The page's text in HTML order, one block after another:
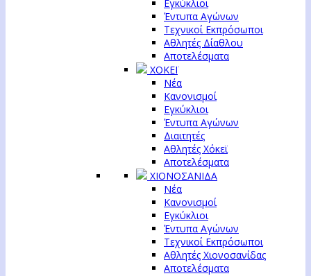
Εγκύκλιοι
Έντυπα Αγώνων
Τεχνικοί Εκπρόσωποι
Αθλητές Δίαθλου
Αποτελέσματα
ΧΟΚΕΪ
Νέα
Κανονισμοί
Εγκύκλιοι
Έντυπα Αγώνων
Διαιτητές
Αθλητές Χόκεϊ
Αποτελέσματα
ΧΙΟΝΟΣΑΝΙΔΑ
Νέα
Κανονισμοί
Εγκύκλιοι
Έντυπα Αγώνων
Τεχνικοί Εκπρόσωποι
Αθλητές Χιονοσανίδας
Αποτελέσματα